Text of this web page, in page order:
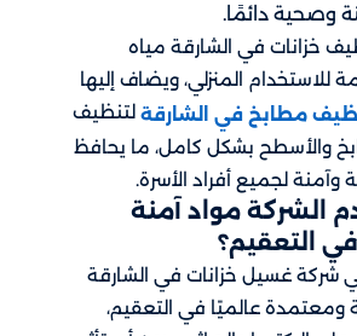
وصحية دائمًا.
خزانات في الشارقة مياه
المنزلي، ويضاف إليها
مطابخ في الشارقة لتنظيف
والأسطح بشكل كامل، ما يحافظ
لجميع أفراد الأسرة.
الشركة مواد آمنة
التعقيم؟
شركة غسيل خزانات في الشارقة
ومعتمدة عالميًا في التعقيم،